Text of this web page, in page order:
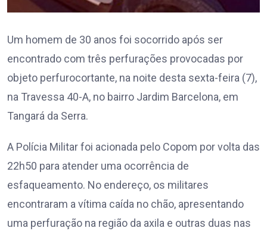
Um homem de 30 anos foi socorrido após ser
encontrado com três perfurações provocadas por
objeto perfurocortante, na noite desta sexta-feira (7),
na Travessa 40-A, no bairro Jardim Barcelona, em
Tangará da Serra.
A Polícia Militar foi acionada pelo Copom por volta das
22h50 para atender uma ocorrência de
esfaqueamento. No endereço, os militares
encontraram a vítima caída no chão, apresentando
uma perfuração na região da axila e outras duas nas